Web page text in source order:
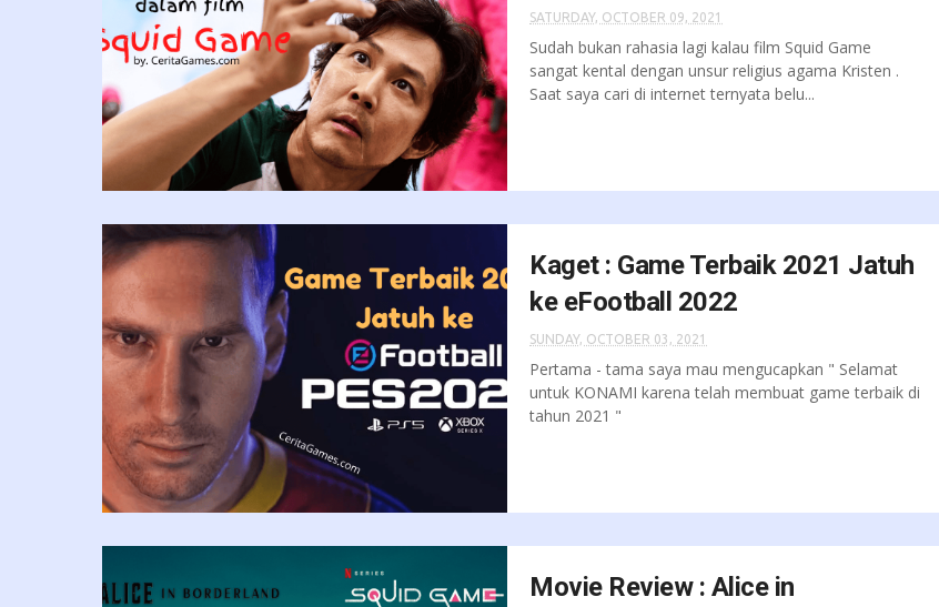
SATURDAY, OCTOBER 09, 2021
Sudah bukan rahasia lagi kalau film Squid Game
sangat kental dengan unsur religius agama Kristen .
Saat saya cari di internet ternyata belu...
Kaget : Game Terbaik 2021 Jatuh
ke eFootball 2022
SUNDAY, OCTOBER 03, 2021
Pertama - tama saya mau mengucapkan " Selamat
untuk KONAMI karena telah membuat game terbaik di
tahun 2021 "
Movie Review : Alice in